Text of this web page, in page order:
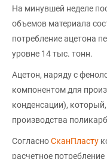
На минувшей неделе
объемов материала
потребление ацетона
уровне 14 тыс. тонн.
Ацетон, наряду с
компонентом для
конденсации),
производства
СогласноСканПласту
расчетное